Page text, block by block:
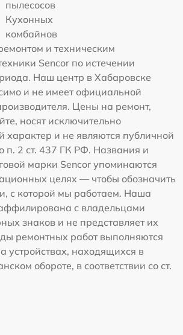
пылесосов
Кухонных
комбайнов
и техническим
Sencor по истечении
Наш центр в Хабаровске
и не имеет официальной
Цены на ремонт,
носят исключительно
характер и не являются публичной
п. 2 ст. 437 ГК РФ. Названия и
марки Sencor упоминаются
целях — чтобы обозначить
с которой мы работаем. Наша
с владельцами
знаков и не представляет их
ремонтных работ выполняются
устройствах, находящихся в
обороте, в соответствии со ст.